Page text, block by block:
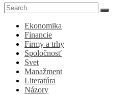
Ekonomika
Financie
Firmy a trhy
Spoločnosť
Svet
Manažment
Literatúra
Názory